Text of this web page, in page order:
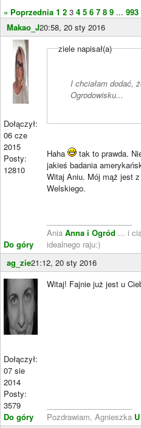
« Poprzednia 1 2 3 4 5 6 7 8 9 ... 993
Makao_J20:58, 20 sty 2016
Dołączył:
06 cze
2015
Posty:
12810
Do góry
ziele napisał(a)
I chciałam dodać,
Ogrodowisku...
Haha
tak to prawda.
jakieś badania
Witaj Aniu. Mój mąż jest
Welskiego.
Ania Anna i Ogród ... i
idealnego raju:)
ag_zie21:12, 20 sty 2016
Dołączył:
07 sie
2014
Posty:
3579
Do góry
Witaj! Fajnie już jest u
Pozdrawiam, Agnieszka